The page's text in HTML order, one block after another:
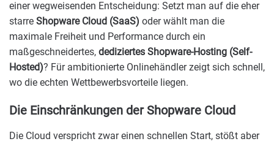
einer wegweisenden Entscheidung: Setzt man auf die eher
starre Shopware Cloud (SaaS) oder wählt man die
maximale Freiheit und Performance durch ein
maßgeschneidertes, dediziertes Shopware-Hosting (Self-
Hosted)? Für ambitionierte Onlinehändler zeigt sich schnell,
wo die echten Wettbewerbsvorteile liegen.
Die Einschränkungen der Shopware Cloud
Die Cloud verspricht zwar einen schnellen Start, stößt aber